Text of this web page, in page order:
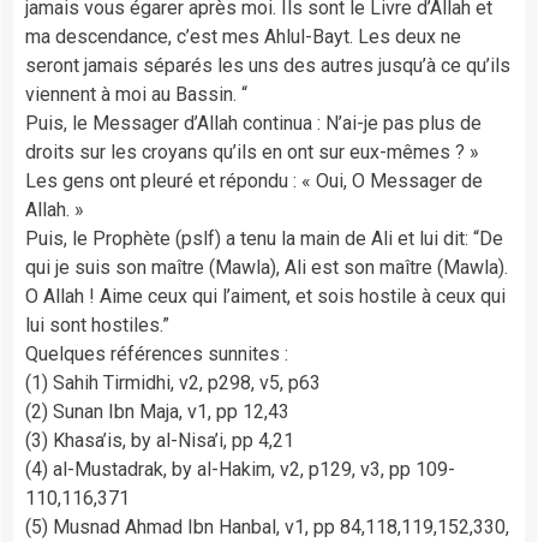
jamais vous égarer après moi. Ils sont le Livre d’Allah et
ma descendance, c’est mes Ahlul-Bayt. Les deux ne
seront jamais séparés les uns des autres jusqu’à ce qu’ils
viennent à moi au Bassin. “
Puis, le Messager d’Allah continua : N’ai-je pas plus de
droits sur les croyans qu’ils en ont sur eux-mêmes ? »
Les gens ont pleuré et répondu : « Oui, O Messager de
Allah. »
Puis, le Prophète (pslf) a tenu la main de Ali et lui dit: “De
qui je suis son maître (Mawla), Ali est son maître (Mawla).
O Allah ! Aime ceux qui l’aiment, et sois hostile à ceux qui
lui sont hostiles.”
Quelques références sunnites :
(1) Sahih Tirmidhi, v2, p298, v5, p63
(2) Sunan Ibn Maja, v1, pp 12,43
(3) Khasa’is, by al-Nisa’i, pp 4,21
(4) al-Mustadrak, by al-Hakim, v2, p129, v3, pp 109-
110,116,371
(5) Musnad Ahmad Ibn Hanbal, v1, pp 84,118,119,152,330,